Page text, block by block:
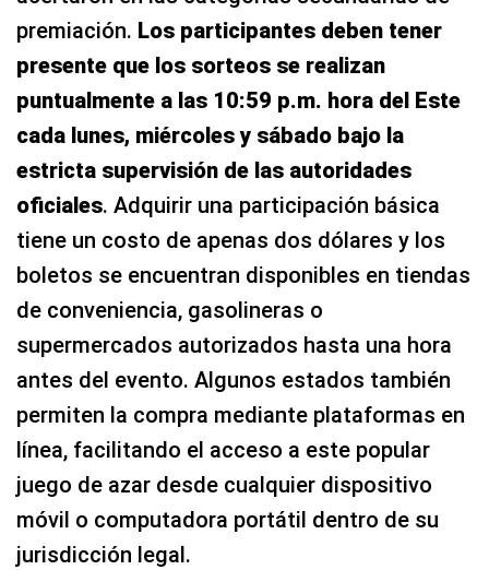
premiación. Los participantes deben tener
presente que los sorteos se realizan
puntualmente a las 10:59 p.m. hora del Este
cada lunes, miércoles y sábado bajo la
estricta supervisión de las autoridades
oficiales. Adquirir una participación básica
tiene un costo de apenas dos dólares y los
boletos se encuentran disponibles en tiendas
de conveniencia, gasolineras o
supermercados autorizados hasta una hora
antes del evento. Algunos estados también
permiten la compra mediante plataformas en
línea, facilitando el acceso a este popular
juego de azar desde cualquier dispositivo
móvil o computadora portátil dentro de su
jurisdicción legal.